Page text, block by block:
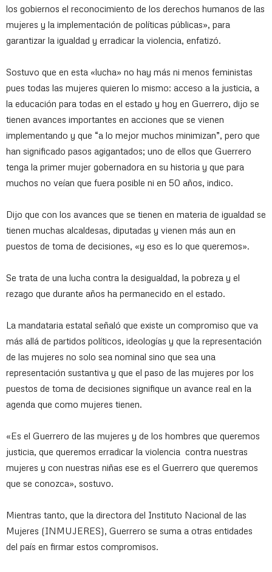
los gobiernos el reconocimiento de los derechos humanos de las
mujeres y la implementación de políticas públicas», para
garantizar la igualdad y erradicar la violencia, enfatizó.
Sostuvo que en esta «lucha» no hay más ni menos feministas
pues todas las mujeres quieren lo mismo: acceso a la justicia, a
la educación para todas en el estado y hoy en Guerrero, dijo se
tienen avances importantes en acciones que se vienen
implementando y que “a lo mejor muchos minimizan”, pero que
han significado pasos agigantados; uno de ellos que Guerrero
tenga la primer mujer gobernadora en su historia y que para
muchos no veían que fuera posible ni en 50 años, indico.
Dijo que con los avances que se tienen en materia de igualdad se
tienen muchas alcaldesas, diputadas y vienen más aun en
puestos de toma de decisiones, «y eso es lo que queremos».
Se trata de una lucha contra la desigualdad, la pobreza y el
rezago que durante años ha permanecido en el estado.
La mandataria estatal señaló que existe un compromiso que va
más allá de partidos políticos, ideologías y que la representación
de las mujeres no solo sea nominal sino que sea una
representación sustantiva y que el paso de las mujeres por los
puestos de toma de decisiones signifique un avance real en la
agenda que como mujeres tienen.
«Es el Guerrero de las mujeres y de los hombres que queremos
justicia, que queremos erradicar la violencia contra nuestras
mujeres y con nuestras niñas ese es el Guerrero que queremos
que se conozca», sostuvo.
Mientras tanto, que la directora del Instituto Nacional de las
Mujeres (INMUJERES), Guerrero se suma a otras entidades
del país en firmar estos compromisos.